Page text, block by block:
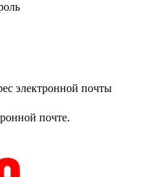
электронной почты
почте.